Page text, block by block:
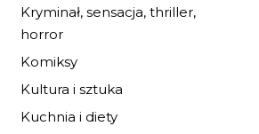
Kryminał, sensacja, thriller,
horror
Komiksy
Kultura i sztuka
Kuchnia i diety